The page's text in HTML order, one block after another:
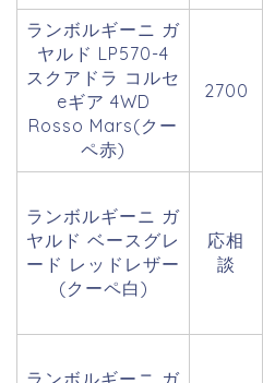
ランボルギーニ ガ
ヤルド LP570-4
スクアドラ コルセ
eギア 4WD
Rosso Mars(クー
ペ赤)
2700
ランボルギーニ ガ
ヤルド ベースグレ
ード レッドレザー
(クーペ白)
応相
談